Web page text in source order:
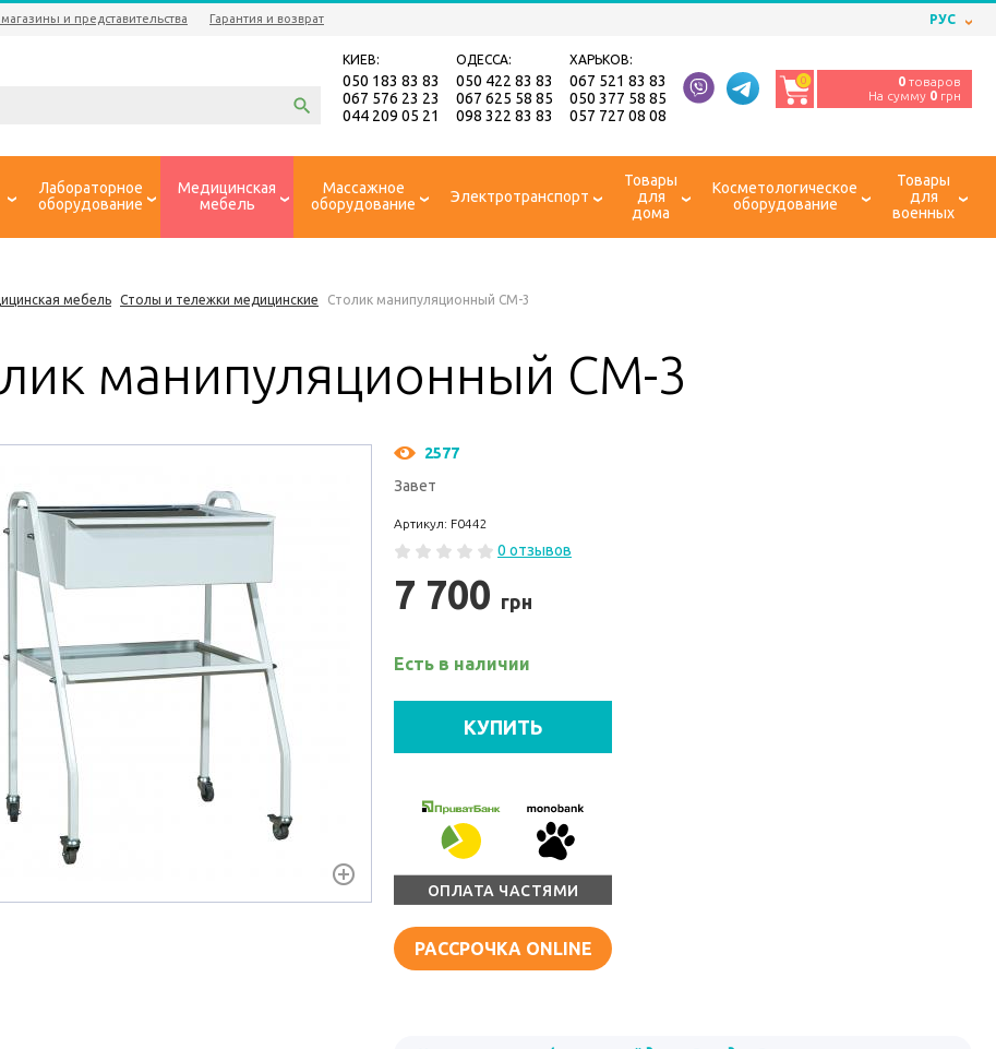
и представительства Гарантия и возврат РУС
КИЕВ:
050 183 83 83
067 576 23 23
044 209 05 21
ОДЕССА:
050 422 83 83
067 625 58 85
098 322 83 83
ХАРЬКОВ:
067 521 83 83
050 377 58 85
057 727 08 08
0 0 товаров
На сумму 0 грн
Лабораторное
оборудование
Медицинская
мебель
Массажное
оборудование
Электротранспорт
Товары
для
дома
Косметологическое
оборудование
Товары
для
военных
мебель Столы и тележки медицинские Столик манипуляционный СМ-3
манипуляционный СМ-3
2577
Завет
Артикул: F0442
0 отзывов
7 700 грн
Есть в наличии
КУПИТЬ
ОПЛАТА ЧАСТЯМИ
РАССРОЧКА ONLINE